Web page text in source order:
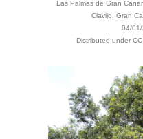
Las Palmas de Gran
Clavijo, Gran
04/01/
Distributed under